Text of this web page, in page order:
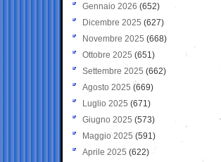
Gennaio 2026 (652)
Dicembre 2025 (627)
Novembre 2025 (668)
Ottobre 2025 (651)
Settembre 2025 (662)
Agosto 2025 (669)
Luglio 2025 (671)
Giugno 2025 (573)
Maggio 2025 (591)
Aprile 2025 (622)